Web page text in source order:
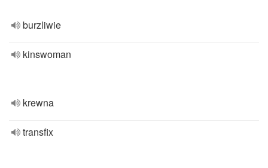
burzliwie
kinswoman
krewna
transfix